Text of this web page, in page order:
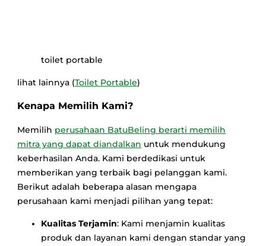
toilet portable
lihat lainnya (Toilet Portable)
Kenapa Memilih Kami?
Memilih perusahaan BatuBeling berarti memilih
mitra yang dapat diandalkan untuk mendukung
keberhasilan Anda. Kami berdedikasi untuk
memberikan yang terbaik bagi pelanggan kami.
Berikut adalah beberapa alasan mengapa
perusahaan kami menjadi pilihan yang tepat:
Kualitas Terjamin: Kami menjamin kualitas
produk dan layanan kami dengan standar yang